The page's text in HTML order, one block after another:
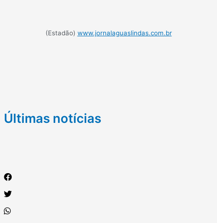
(Estadão) www.jornalaguaslindas.com.br
Últimas notícias